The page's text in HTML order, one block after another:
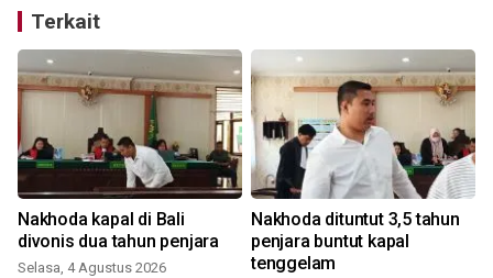
Terkait
Nakhoda kapal di Bali
divonis dua tahun penjara
Selasa, 4 Agustus 2026
Nakhoda dituntut 3,5 tahun
penjara buntut kapal
tenggelam